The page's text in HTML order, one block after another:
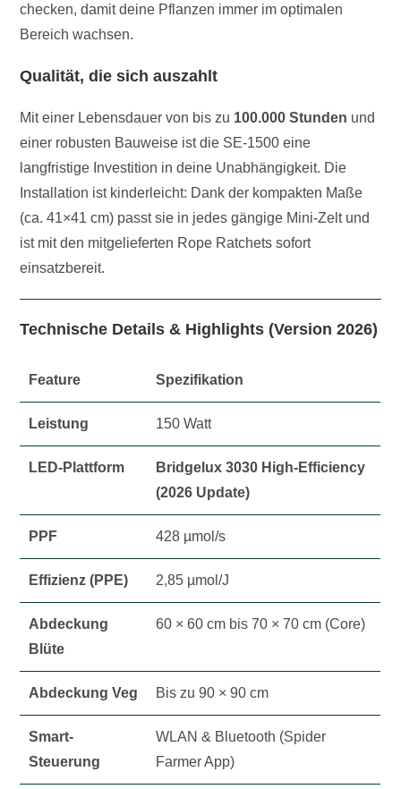
checken, damit deine Pflanzen immer im optimalen
Bereich wachsen.
Qualität, die sich auszahlt
Mit einer Lebensdauer von bis zu 100.000 Stunden und
einer robusten Bauweise ist die SE-1500 eine
langfristige Investition in deine Unabhängigkeit. Die
Installation ist kinderleicht: Dank der kompakten Maße
(ca. 41×41 cm) passt sie in jedes gängige Mini-Zelt und
ist mit den mitgelieferten Rope Ratchets sofort
einsatzbereit.
Technische Details & Highlights (Version 2026)
Feature Spezifikation
Leistung 150 Watt
LED-Plattform
Bridgelux 3030 High-Efficiency
(2026 Update)
PPF 428 µmol/s
Effizienz (PPE) 2,85 µmol/J
Abdeckung
Blüte
60 × 60 cm bis 70 × 70 cm (Core)
Abdeckung Veg Bis zu 90 × 90 cm
Smart-
Steuerung
WLAN & Bluetooth (Spider
Farmer App)